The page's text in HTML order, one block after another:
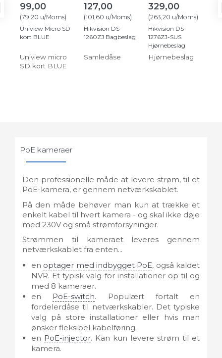
99,00
(79,20 u/Moms)
Uniview Micro SD
kort BLUE
Uniview micro
SD kort BLUE
127,00
(101,60 u/Moms)
Hikvision DS-
1260ZJ Bagbeslag
Samledåse
329,00
(263,20 u/Moms)
Hikvision DS-
1276ZJ-SUS
Hjørnebeslag
Hjørnebeslag
PoE kameraer
Den professionelle måde at levere strøm, til et
PoE-kamera, er gennem netværkskablet.
På den måde behøver man kun at trække et
enkelt kabel til hvert kamera - og skal ikke døje
med 230V og små strømforsyninger.
Strømmen til kameraet leveres gennem
netværkskablet fra enten...
en optager med indbygget PoE, også kaldet
NVR. Et typisk valg for installationer op til og
med 8 kameraer.
en PoE-switch. Populært fortalt en
fordelerdåse til netværkskabler. Det typiske
valg på store installationer eller hvis man
ønsker fleksibel kabelføring.
en PoE-injector. Kan kun levere strøm til et
kamera.